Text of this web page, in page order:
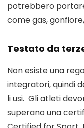
potrebbero
come gas,
Testato da
Non esiste una
integratori, quindi
li usi.  Gli atleti
superano una